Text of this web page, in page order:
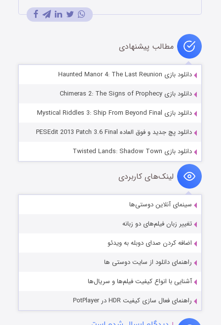
مطالب پیشنهادی
دانلود بازی Haunted Manor 4: The Last Reunion
دانلود بازی Chimeras 2: The Signs of Prophecy
دانلود بازی Mystical Riddles 3: Ship From Beyond Final
دانلود پچ جدید و فوق العاده PESEdit 2013 Patch 3.6 Final
دانلود بازی Twisted Lands: Shadow Town
لینک‌های کاربردی
سینمای آنلاین دوستی‌ها
تغییر زبان فیلم‌های دو زبانه
اضافه کردن صدای دوبله به ویدئو
راهنمای دانلود از سایت دوستی ها
آشنایی با انواع کیفیت فیلم‌ها و سریال‌ها
راهنمای فعال سازی کیفیت HDR در PotPlayer